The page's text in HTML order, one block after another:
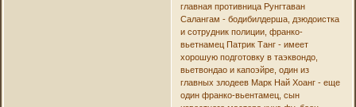
главная противница Рунгтаван
Салангам - бодибилдерша, дзюдоистка
и сотрудник полиции, франко-
вьетнамец Патрик Танг - имеет
хорошую подготовку в таэквондо,
вьетвондао и капоэйре, один из
главных злодеев Марк Най Хоанг - еще
один франко-вьентамец, сын